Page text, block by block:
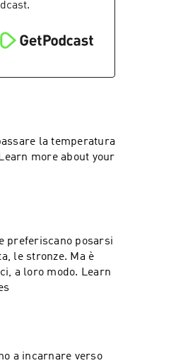
la temperatura
preferiscano posarsi
le stronze. Ma è
modo. Learn
a incarnare verso